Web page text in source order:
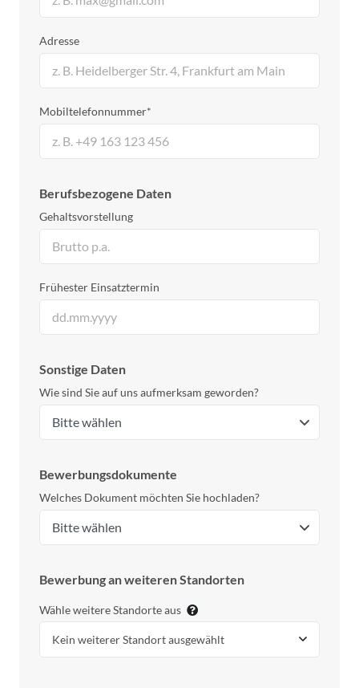
Adresse
Mobiltelefonnummer*
Berufsbezogene Daten
Gehaltsvorstellung
Frühester Einsatztermin
Sonstige Daten
Wie sind Sie auf uns aufmerksam geworden?
Bewerbungsdokumente
Welches Dokument möchten Sie hochladen?
Bewerbung an weiteren Standorten
Wähle weitere Standorte aus
Kein weiterer Standort ausgewählt